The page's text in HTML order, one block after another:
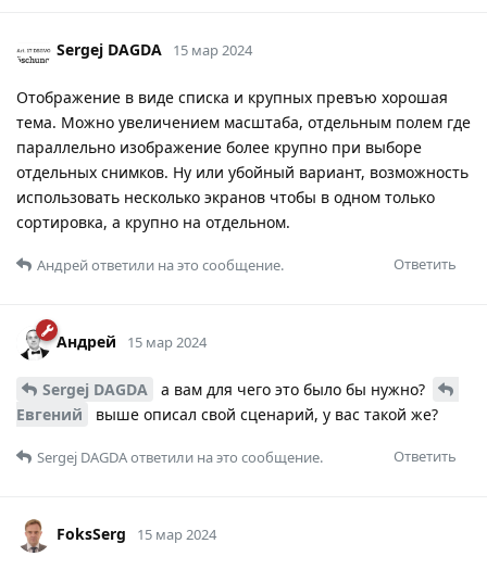
Sergej DAGDA 15 мар 2024
Отображение в виде списка и крупных превъю хорошая
тема. Можно увеличением масштаба, отдельным полем где
параллельно изображение более крупно при выборе
отдельных снимков. Ну или убойный вариант, возможность
использовать несколько экранов чтобы в одном только
сортировка, а крупно на отдельном.
Ответить
Андрейответили на это сообщение.
Андрей 15 мар 2024
Sergej DAGDA
а вам для чего это было бы нужно?
Евгений
выше описал свой сценарий, у вас такой же?
Ответить
Sergej DAGDAответили на это сообщение.
FoksSerg 15 мар 2024